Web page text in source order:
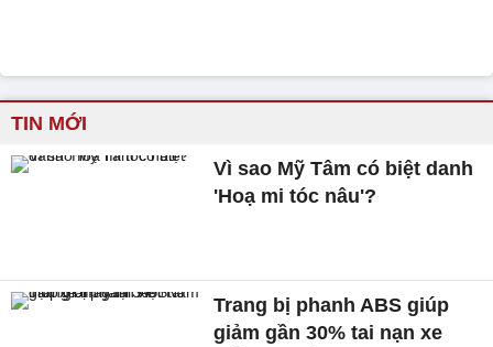
TIN MỚI
Vì sao Mỹ Tâm có biệt danh
'Hoạ mi tóc nâu'?
Trang bị phanh ABS giúp
giảm gần 30% tai nạn xe